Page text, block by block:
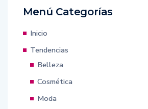
Menú Categorías
Inicio
Tendencias
Belleza
Cosmética
Moda